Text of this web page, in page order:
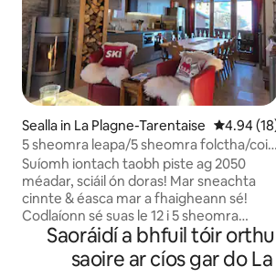
Sealla in La Plagne-Tarentaise
4.94
5 sheomra leapa/5 sheomra folctha/cois
fána/sneachta cinnte ag 2050m
Suíomh iontach taobh piste ag 2050
méadar, sciáil ón doras! Mar sneachta
cinnte & éasca mar a fhaigheann sé!
Codlaíonn sé suas le 12 i 5 sheomra
leapa+ 5 sheomra folctha - iontach do
ghrúpaí, do chairde agus do theaghlaigh.
Páirceáil saor in aisce, teilifís chliste & Wi
Saoráidí a bhfuil tóir
saoire ar cíos gar do